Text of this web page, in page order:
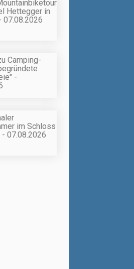
Hettegger in
07.08.2026
Camping-
-
im Schloss
07.08.2026